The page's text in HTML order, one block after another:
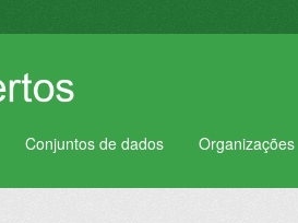
Conjuntos de dados Organizações